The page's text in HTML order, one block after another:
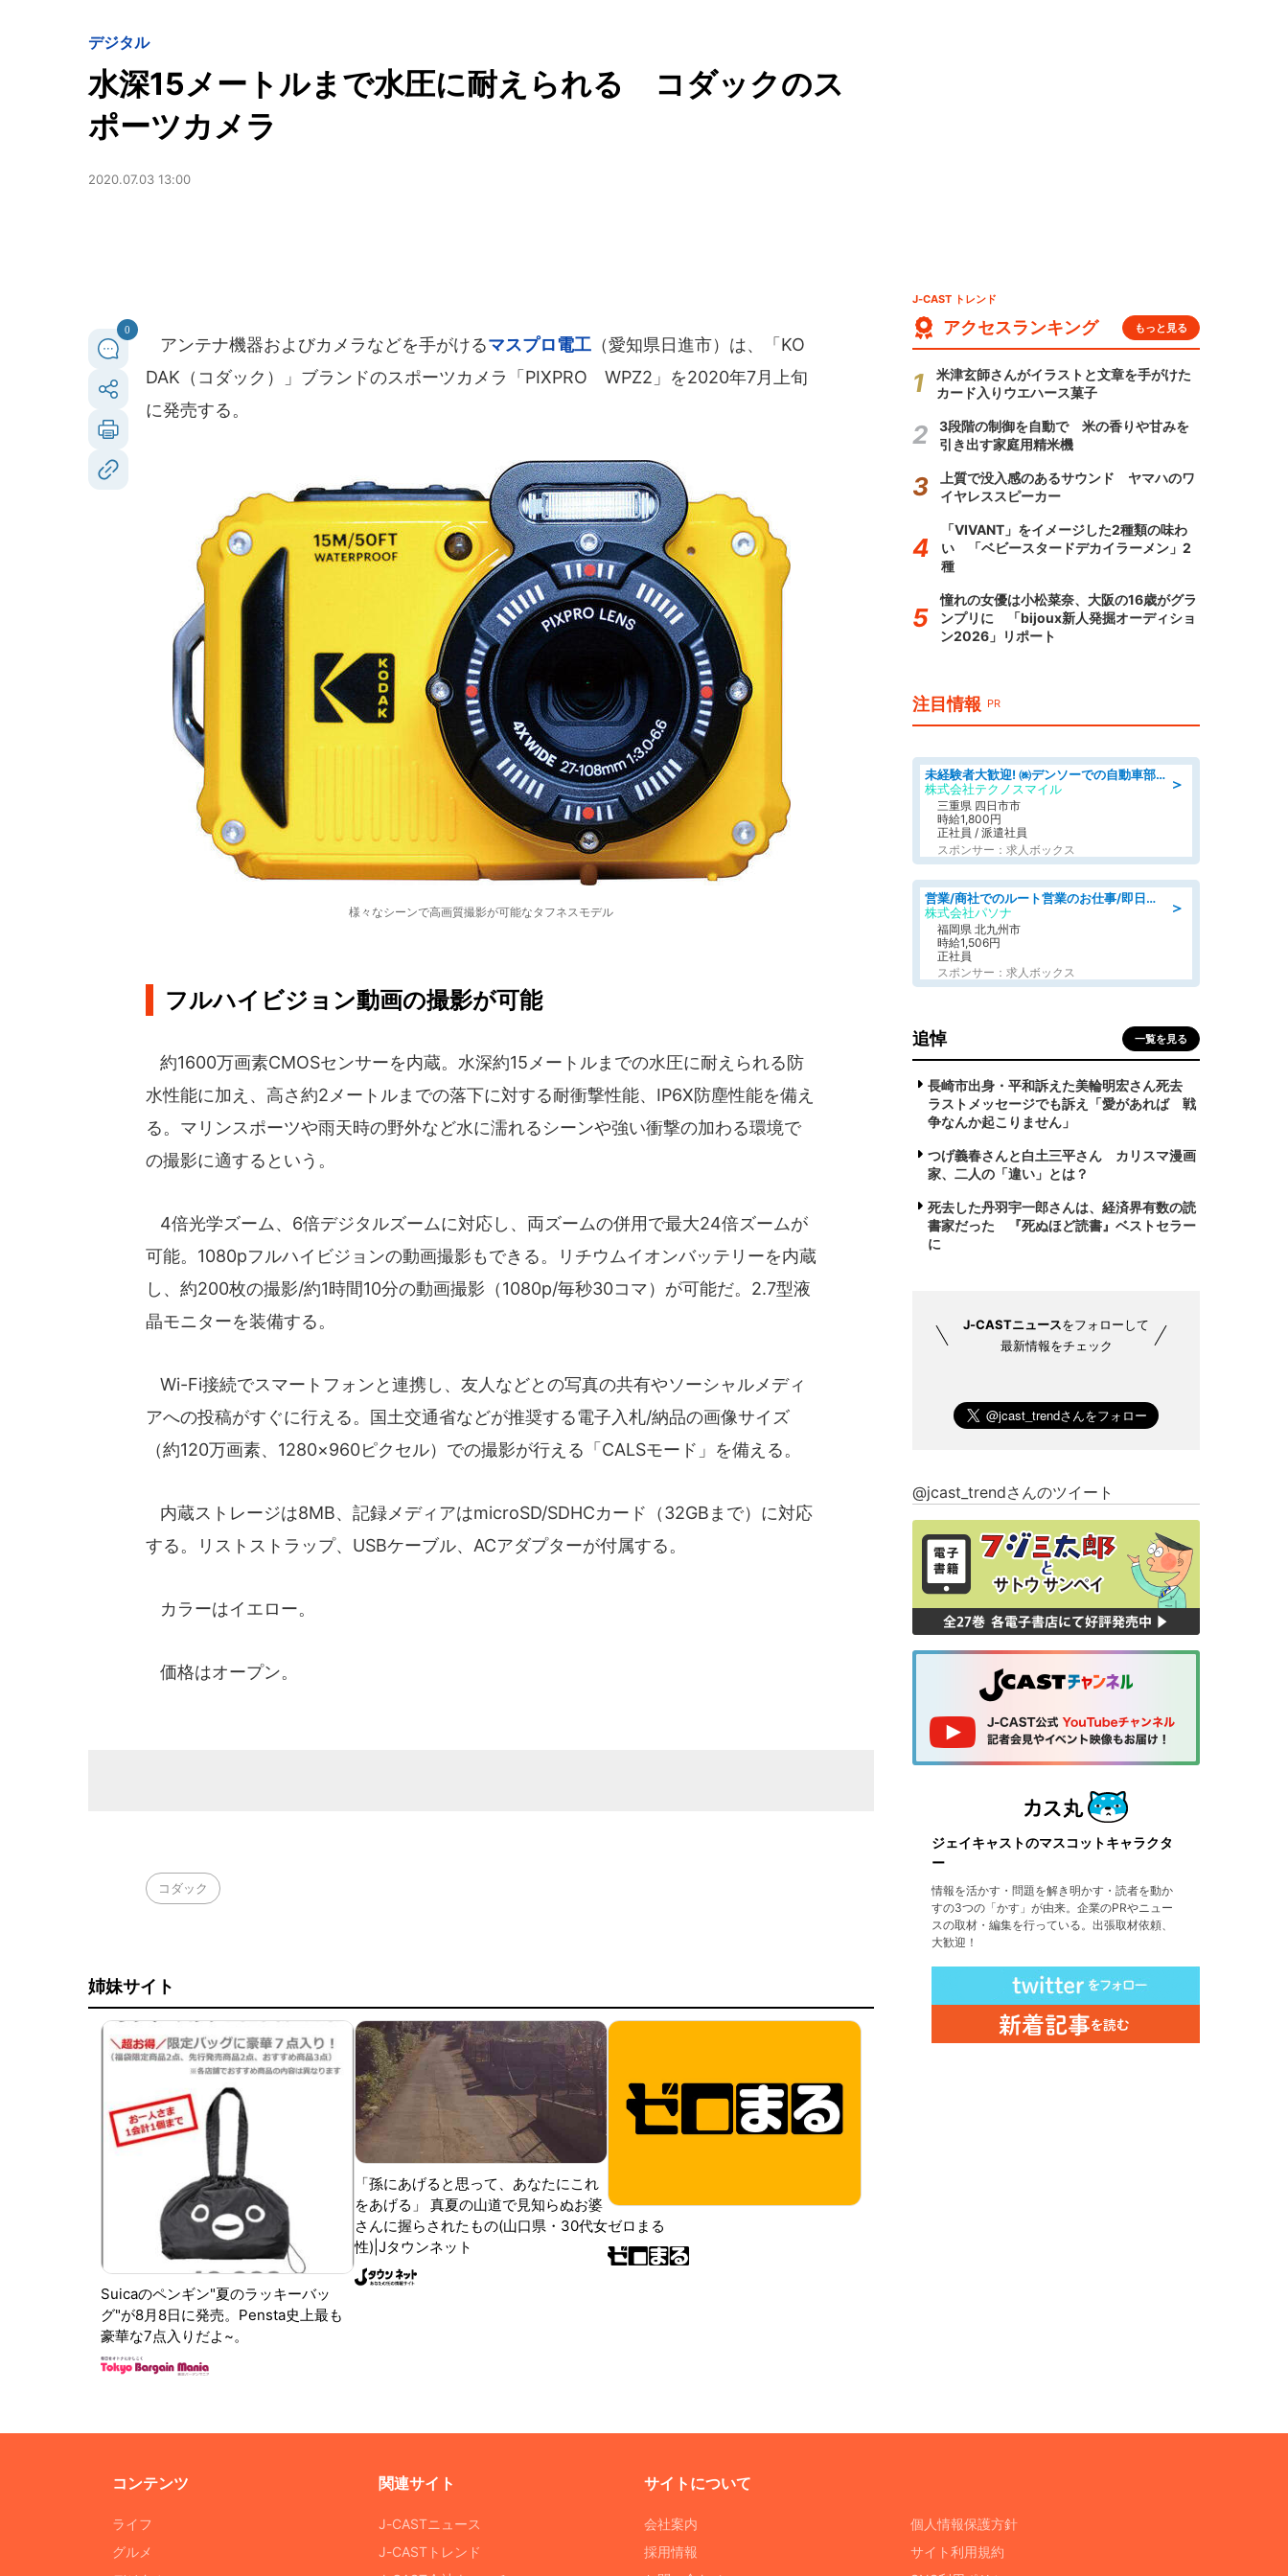
デジタル
水深15メートルまで水圧に耐えられる コダックのス
ポーツカメラ
2020.07.03 13:00
0
アンテナ機器およびカメラなどを手がけるマスプロ電工 （愛知県日進市）は、「KO
DAK（コダック）」ブランドのスポーツカメラ「PIXPRO WPZ2」を2020年7月上旬
に発売する。
様々なシーンで高画質撮影が可能なタフネスモデル
フルハイビジョン動画の撮影が可能
約1600万画素CMOSセンサーを内蔵。水深約15メートルまでの水圧に耐えられる防
水性能に加え、高さ約2メートルまでの落下に対する耐衝撃性能、IP6X防塵性能を備え
る。マリンスポーツや雨天時の野外など水に濡れるシーンや強い衝撃の加わる環境で
の撮影に適するという。
4倍光学ズーム、6倍デジタルズームに対応し、両ズームの併用で最大24倍ズームが
可能。1080pフルハイビジョンの動画撮影もできる。リチウムイオンバッテリーを内蔵
し、約200枚の撮影/約1時間10分の動画撮影（1080p/毎秒30コマ）が可能だ。2.7型液
晶モニターを装備する。
Wi-Fi接続でスマートフォンと連携し、友人などとの写真の共有やソーシャルメディ
アへの投稿がすぐに行える。国土交通省などが推奨する電子入札/納品の画像サイズ
（約120万画素、1280×960ピクセル）での撮影が行える「CALSモード」を備える。
内蔵ストレージは8MB、記録メディアはmicroSD/SDHCカード（32GBまで）に対応
する。リストストラップ、USBケーブル、ACアダプターが付属する。
カラーはイエロー。
価格はオープン。
コダック
姉妹サイト
Suicaのペンギン"夏のラッキーバッ
グ"が8月8日に発売。Pensta史上最も
豪華な7点入りだよ~。
「孫にあげると思って、あなたにこれ
をあげる」 真夏の山道で見知らぬお婆
さんに握らされたもの(山口県・30代女
性)|Jタウンネット
ゼロまる
J-CAST トレンド
アクセスランキング もっと見る
米津玄師さんがイラストと文章を手がけた
カード入りウエハース菓子
3段階の制御を自動で 米の香りや甘みを
引き出す家庭用精米機
上質で没入感のあるサウンド ヤマハのワ
イヤレススピーカー
「VIVANT」をイメージした2種類の味わ
い 「ベビースタードデカイラーメン」2
種
憧れの女優は小松菜奈、大阪の16歳がグラ
ンプリに 「bijoux新人発掘オーディショ
ン2026」リポート
注目情報 PR
＞
未経験者大歓迎! ㈱デンソーでの自動車部品の組立作業 denso aichi
株式会社テクノスマイル
三重県 四日市市
時給1,800円
正社員 / 派遣社員
スポンサー：求人ボックス
＞
営業/商社でのルート営業のお仕事/即日勤務可/車通勤可/営業
株式会社パソナ
福岡県 北九州市
時給1,506円
正社員
スポンサー：求人ボックス
追悼 一覧を見る
長崎市出身・平和訴えた美輪明宏さん死去
ラストメッセージでも訴え「愛があれば 戦
争なんか起こりません」
つげ義春さんと白土三平さん カリスマ漫画
家、二人の「違い」とは？
死去した丹羽宇一郎さんは、経済界有数の読
書家だった 『死ぬほど読書』ベストセラー
に
J-CASTニュースをフォローして
最新情報をチェック
@jcast_trendさんのツイート
ジェイキャストのマスコットキャラクタ
ー
情報を活かす・問題を解き明かす・読者を動か
すの3つの「かす」が由来。企業のPRやニュー
スの取材・編集を行っている。出張取材依頼、
大歓迎！
コンテンツ
ライフ
グルメ
関連サイト
J-CASTニュース
J-CASTトレンド
サイトについて
会社案内
採用情報
個人情報保護方針
サイト利用規約